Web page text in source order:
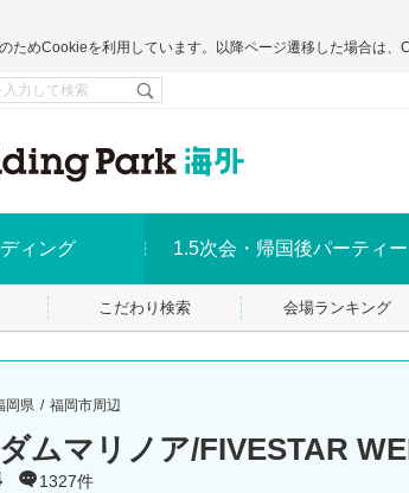
ためCookieを利用しています。以降ページ遷移した場合は、
ィング 1.5次会・帰国後パーティー
こだわり検索 会場ランキング
岡県 福岡市周辺
ムマリノア/FIVESTAR
1327件